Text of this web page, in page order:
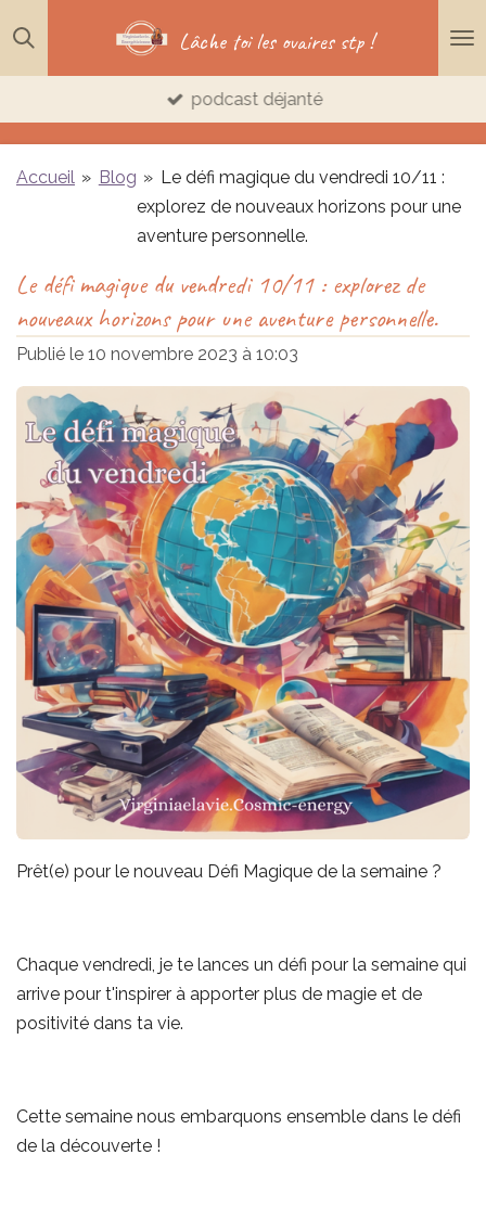
Passer
Lâche toi les ovaires stp !
podcast déjanté
Accueil » Blog » Le défi magique du vendredi 10/11 :
explorez de nouveaux horizons pour une
aventure personnelle.
Le défi magique du vendredi 10/11 : explorez de
nouveaux horizons pour une aventure personnelle.
Publié le 10 novembre 2023 à 10:03
Prêt(e) pour le nouveau Défi Magique de la semaine ?
Chaque vendredi, je te lances un défi pour la semaine qui
arrive pour t'inspirer à apporter plus de magie et de
positivité dans ta vie.
Cette semaine nous embarquons ensemble dans le défi
de la découverte !